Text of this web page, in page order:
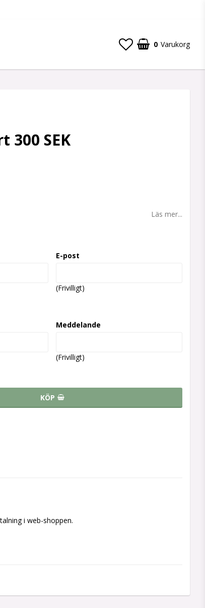
0 Varukorg
300 SEK
Läs mer...
E-post
(Frivilligt)
Meddelande
(Frivilligt)
KÖP
i web-shoppen.